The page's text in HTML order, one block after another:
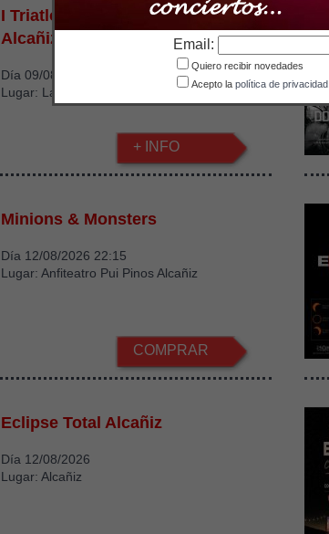
Email:
Quiero recibir novedades
Acepto la política de privacidad.
I Triatlón Olímpico la Estanca
Alcañiz
Día 09/08/2026
Lugar: La Estanca de Alcañiz
+ INFO
Minions & Monsters
Día 12/08/2026 22:15
Lugar: Anfiteatro Pui Pinos Alcañiz
COMPRAR
Eclipse Total Alcañiz
Día 12/08/2026
Lugar: Alcañiz